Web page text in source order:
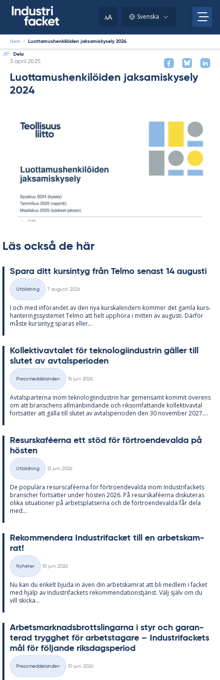
AA Svenska
Hem - Luottamushenkilöiden jaksamiskysely 2024
Dela
Skriven
3 april 2025
Luottamushenkilöiden jaksamiskysely
2024
Läs också de här
Spa­ra ditt kursin­tyg från Tel­mo se­nast 14 au­gusti
Kategorier
Utbildning
7 augusti 2026
I och med in­fö­ran­det av den nya kurska­len­dern kom­mer det gam­la kurs­
han­te­rings­sy­ste­met Tel­mo att helt upp­hö­ra i mit­ten av au­gusti. Där­för
mås­te kursin­tyg spa­ras el­ler...
Kol­lek­tivav­ta­let för tek­no­lo­gi­in­du­strin gäl­ler till
slu­tet av av­tal­s­pe­ri­o­den
Kategorier
Pressmeddelanden
15 juni 2026
Av­tals­par­ter­na inom tek­no­lo­gi­in­du­strin har ge­men­samt kom­mit över­ens
om att bran­schens all­män­bin­dan­de och riksom­fat­tan­de kol­lek­tivav­tal
fort­sät­ter att gäl­la till slu­tet av av­tal­s­pe­ri­o­den den 30 no­vem­ber 2027....
Re­surskafé­er­na ett stöd för för­tro­en­de­val­da på
hös­ten
Kategorier
Utbildning
12 juni 2026
De po­pu­lä­ra re­surscafé­er­na för för­tro­en­de­val­da inom In­du­stri­fac­kets
branscher fort­sät­ter un­der hös­ten 2026. På re­surskafé­er­na dis­ku­te­ras
oli­ka si­tu­a­tio­ner på ar­bets­plat­ser­na och de för­tro­en­de­val­da får dela
med...
Re­kom­men­de­ra In­du­stri­fac­ket till en ar­bets­kam­
rat!
Kategorier
Nyheter
10 juni 2026
Nu kan du en­kelt bju­da in även din ar­bets­kam­rat att bli med­lem i fac­ket
med hjälp av In­du­stri­fac­kets re­kom­men­da­tions­tjänst. Välj själv om du
vill skic­ka...
Ar­bets­mark­nads­brotts­ling­ar­na i styr och ga­ran­
te­rad trygg­het för ar­bets­ta­ga­re – In­du­stri­fac­kets
mål för föl­jan­de riks­dags­pe­ri­od
Kategorier
Pressmeddelanden
10 juni 2026